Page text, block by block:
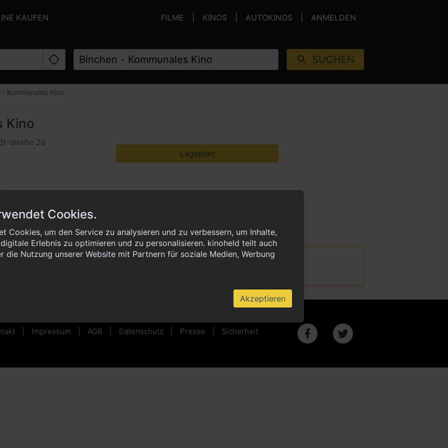
Cookies.
Cookies, um den Service zu analysieren und zu verbessern, um Inhalte,
Erlebnis zu optimieren und zu personalisieren. kinoheld teilt auch
die Nutzung unserer Website mit Partnern für soziale Medien, Werbung
Akzeptieren
KAUFEN FILME KINOS AUTOKINOS ANMELDEN
SUCHEN
- Kommunales Kino
Kino
straße 2a
Lageplan
nicht buchbar.
Impressum AGB Datenschutz Presse Sicherheit